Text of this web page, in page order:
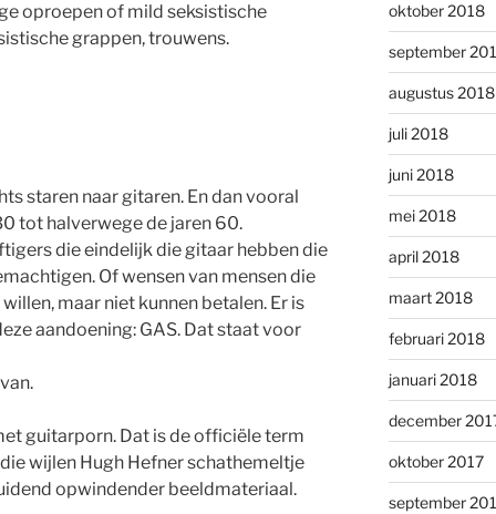
oproepen of mild seksistische
grappen, trouwens.
staren naar gitaren. En dan vooral
tot halverwege de jaren 60.
die eindelijk die gitaar hebben die
Of wensen van mensen die
maar niet kunnen betalen. Er is
aandoening: GAS. Dat staat voor
guitarporn. Dat is de officiële term
wijlen Hugh Hefner schathemeltje
opwindender beeldmateriaal.
oktober 2018
september
augustus 2018
juli 2018
juni 2018
mei 2018
april 2018
maart 2018
februari 2018
januari 2018
december
oktober 2017
september